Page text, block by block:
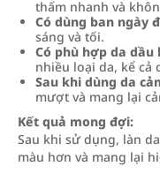
thấm nhanh và
Có dùng ban ngày
sáng và tối.
Có phù hợp da dầu
nhiều loại da, kể cả
Sau khi dùng da
mượt và mang lại
Kết quả mong đợi:
Sau khi sử dụng, làn
màu hơn và mang lại